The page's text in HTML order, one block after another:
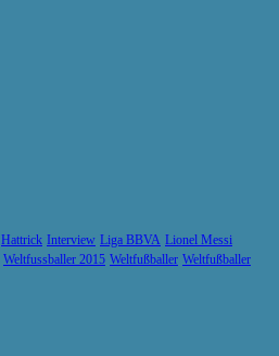
Hattrick Interview Liga BBVA Lionel Messi
Weltfussballer 2015 Weltfußballer Weltfußballer